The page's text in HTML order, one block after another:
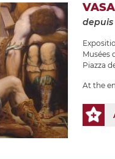
depuis
Musées
Piazza
At the